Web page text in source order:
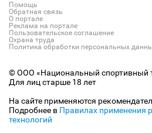
Помощь
Обратная связь
О портале
Реклама на портале
Пользовательское соглашение
Охрана труда
Политика обработки персональных
© ООО «Национальный спортивный
Для лиц старше 18 лет
На сайте применяются
Подробнее в Правилах применения
технологий